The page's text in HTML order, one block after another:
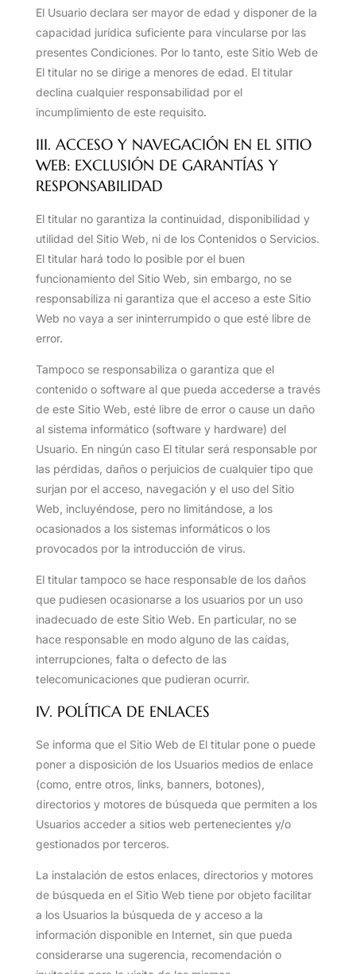
El Usuario declara ser mayor de edad y disponer de la
capacidad jurídica suficiente para vincularse por las
presentes Condiciones. Por lo tanto, este Sitio Web de
El titular no se dirige a menores de edad. El titular
declina cualquier responsabilidad por el
incumplimiento de este requisito.
III. ACCESO Y NAVEGACIÓN EN EL SITIO
WEB: EXCLUSIÓN DE GARANTÍAS Y
RESPONSABILIDAD
El titular no garantiza la continuidad, disponibilidad y
utilidad del Sitio Web, ni de los Contenidos o Servicios.
El titular hará todo lo posible por el buen
funcionamiento del Sitio Web, sin embargo, no se
responsabiliza ni garantiza que el acceso a este Sitio
Web no vaya a ser ininterrumpido o que esté libre de
error.
Tampoco se responsabiliza o garantiza que el
contenido o software al que pueda accederse a través
de este Sitio Web, esté libre de error o cause un daño
al sistema informático (software y hardware) del
Usuario. En ningún caso El titular será responsable por
las pérdidas, daños o perjuicios de cualquier tipo que
surjan por el acceso, navegación y el uso del Sitio
Web, incluyéndose, pero no limitándose, a los
ocasionados a los sistemas informáticos o los
provocados por la introducción de virus.
El titular tampoco se hace responsable de los daños
que pudiesen ocasionarse a los usuarios por un uso
inadecuado de este Sitio Web. En particular, no se
hace responsable en modo alguno de las caídas,
interrupciones, falta o defecto de las
telecomunicaciones que pudieran ocurrir.
IV. POLÍTICA DE ENLACES
Se informa que el Sitio Web de El titular pone o puede
poner a disposición de los Usuarios medios de enlace
(como, entre otros, links, banners, botones),
directorios y motores de búsqueda que permiten a los
Usuarios acceder a sitios web pertenecientes y/o
gestionados por terceros.
La instalación de estos enlaces, directorios y motores
de búsqueda en el Sitio Web tiene por objeto facilitar
a los Usuarios la búsqueda de y acceso a la
información disponible en Internet, sin que pueda
considerarse una sugerencia, recomendación o